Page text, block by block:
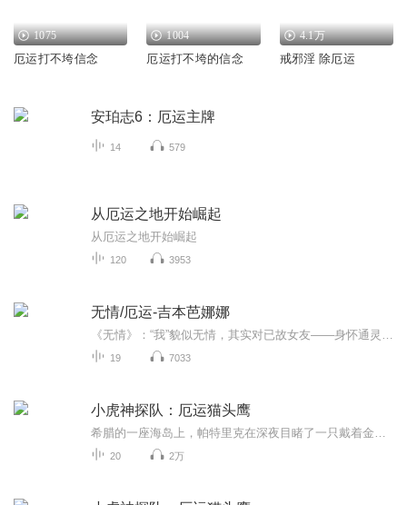
1075
厄运打不垮信念
1004
厄运打不垮的信念
4.1万
戒邪淫 除厄运
安珀志6：厄运主牌
14 579
从厄运之地开始崛起
从厄运之地开始崛起
120 3953
无情/厄运-吉本芭娜娜
19 7033
小虎神探队：厄运猫头鹰
20 2万